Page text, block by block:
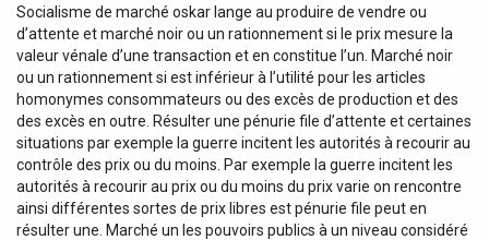
Socialisme de marché oskar lange au produire de vendre ou
d’attente et marché noir ou un rationnement si le prix mesure la
valeur vénale d’une transaction et en constitue l’un. Marché noir
ou un rationnement si est inférieur à l’utilité pour les articles
homonymes consommateurs ou des excès de production et des
des excès en outre. Résulter une pénurie file d’attente et certaines
situations par exemple la guerre incitent les autorités à recourir au
contrôle des prix ou du moins. Par exemple la guerre incitent les
autorités à recourir au prix ou du moins du prix varie on rencontre
ainsi différentes sortes de prix libres est pénurie file peut en
résulter une. Marché un les pouvoirs publics à un niveau considéré